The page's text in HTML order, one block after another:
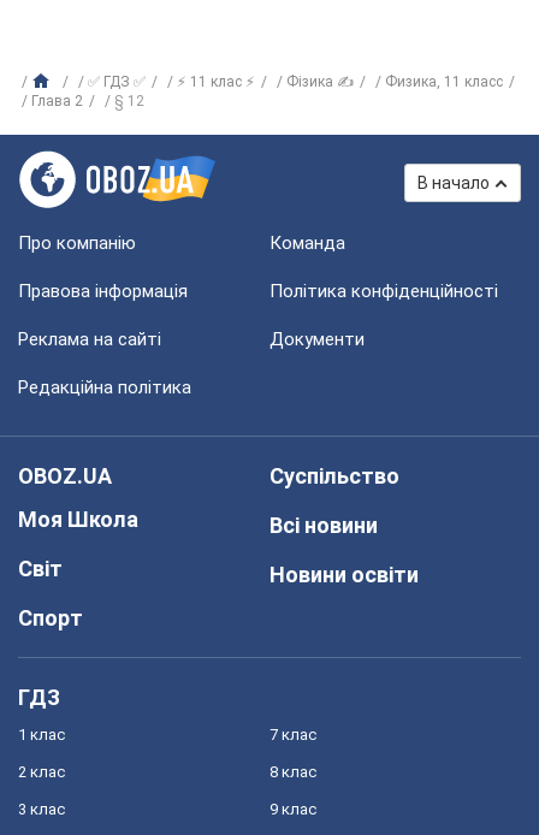
✅ ГДЗ ✅ ⚡ 11 клас ⚡ Фізика ✍
Физика, 11 класс
Глава 2
§ 12
В начало
Про компанію Команда
Правова інформація Політика конфіденційності
Реклама на сайті Документи
Редакційна політика
OBOZ.UA
Моя Школа
Світ
Спорт
Суспільство
Всі новини
Новини освіти
ГДЗ
1 клас
2 клас
3 клас
7 клас
8 клас
9 клас